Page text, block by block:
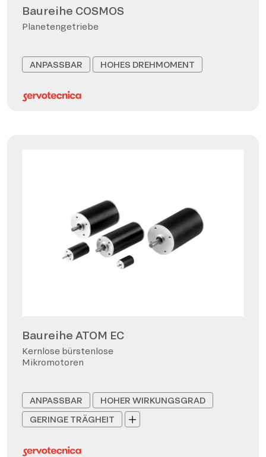
Baureihe COSMOS
Planetengetriebe
ANPASSBAR HOHES DREHMOMENT
Baureihe ATOM EC
Kernlose bürstenlose
Mikromotoren
ANPASSBAR
HOHER WIRKUNGSGRAD
GERINGE TRÄGHEIT